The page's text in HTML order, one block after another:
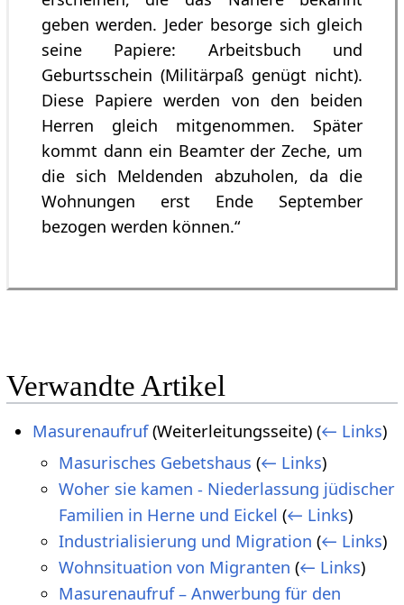
geben werden. Jeder besorge sich gleich
seine Papiere: Arbeitsbuch und
Geburtsschein (Militärpaß genügt nicht).
Diese Papiere werden von den beiden
Herren gleich mitgenommen. Später
kommt dann ein Beamter der Zeche, um
die sich Meldenden abzuholen, da die
Wohnungen erst Ende September
bezogen werden können.“
Verwandte Artikel
Masurenaufruf(Weiterleitungsseite) (← Links)
Masurisches Gebetshaus (← Links)
Woher sie kamen - Niederlassung jüdischer
Familien in Herne und Eickel (← Links)
Industrialisierung und Migration (← Links)
Wohnsituation von Migranten (← Links)
Masurenaufruf – Anwerbung für den